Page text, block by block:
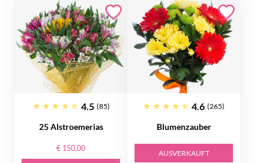
4.5 (85)
25 Alstroemerias
€ 150.00
4.6 (265)
Blumenzauber
AUSVERKAUFT